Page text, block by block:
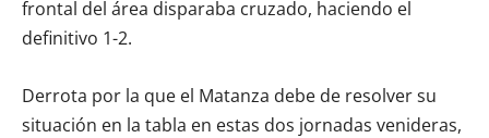
frontal del área disparaba cruzado, haciendo el
definitivo 1-2.
Derrota por la que el Matanza debe de resolver su
situación en la tabla en estas dos jornadas venideras,